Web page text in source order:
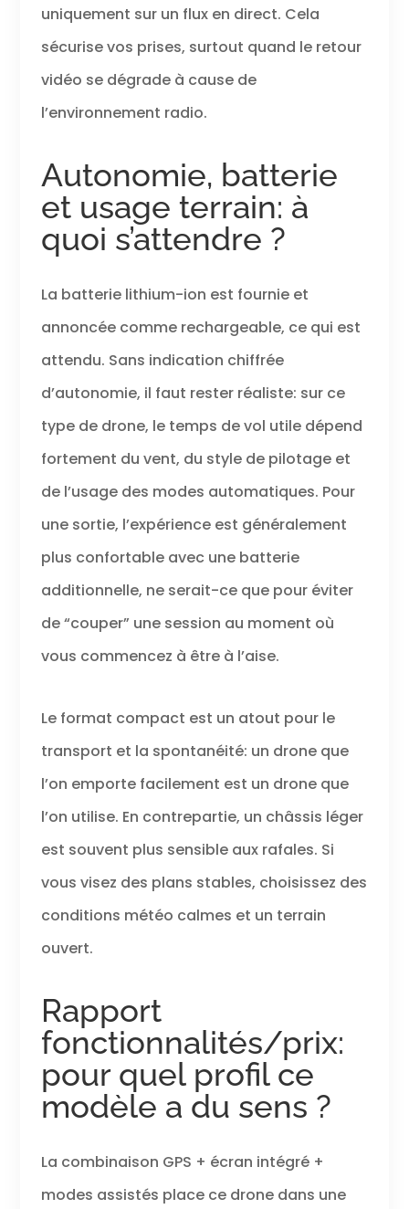
uniquement sur un flux en direct. Cela
sécurise vos prises, surtout quand le retour
vidéo se dégrade à cause de
l’environnement radio.
Autonomie, batterie
et usage terrain: à
quoi s’attendre ?
La batterie lithium-ion est fournie et
annoncée comme rechargeable, ce qui est
attendu. Sans indication chiffrée
d’autonomie, il faut rester réaliste: sur ce
type de drone, le temps de vol utile dépend
fortement du vent, du style de pilotage et
de l’usage des modes automatiques. Pour
une sortie, l’expérience est généralement
plus confortable avec une batterie
additionnelle, ne serait-ce que pour éviter
de “couper” une session au moment où
vous commencez à être à l’aise.
Le format compact est un atout pour le
transport et la spontanéité: un drone que
l’on emporte facilement est un drone que
l’on utilise. En contrepartie, un châssis léger
est souvent plus sensible aux rafales. Si
vous visez des plans stables, choisissez des
conditions météo calmes et un terrain
ouvert.
Rapport
fonctionnalités/prix:
pour quel profil ce
modèle a du sens ?
La combinaison GPS + écran intégré +
modes assistés place ce drone dans une